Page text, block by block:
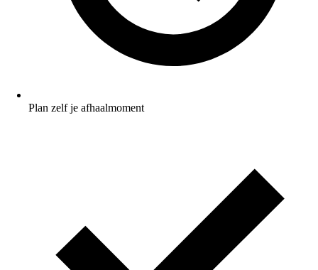
Plan zelf je afhaalmoment